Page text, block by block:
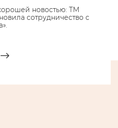
новостью: ТМ
сотрудничество с